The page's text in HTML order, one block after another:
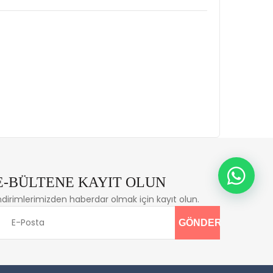
BÜLTENE KAYIT OLUN
haberdar olmak için kayıt olun.